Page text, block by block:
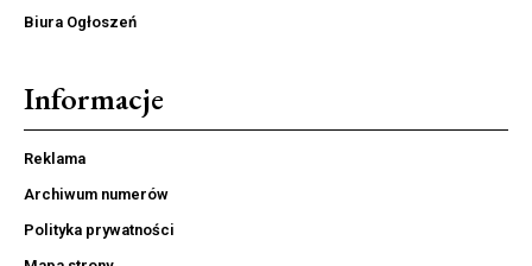
Biura Ogłoszeń
Informacje
Reklama
Archiwum numerów
Polityka prywatności